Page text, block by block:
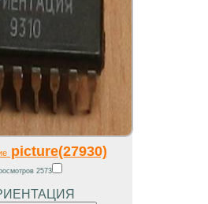
picture(27930)
2573